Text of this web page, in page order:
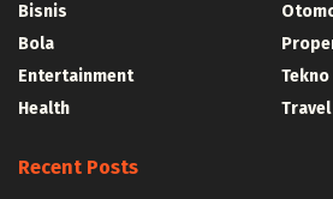
Bisnis
Bola
Entertainment
Health
Tekno
Travel
Recent Posts